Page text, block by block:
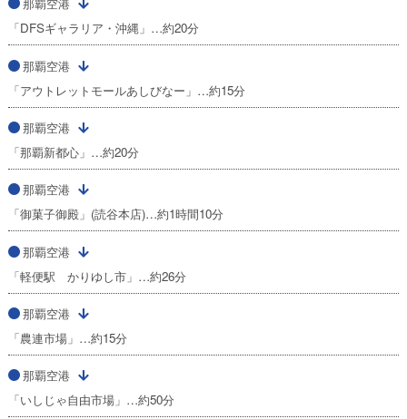
那覇空港
「DFSギャラリア・沖縄」…約20分
那覇空港
「アウトレットモールあしびなー」…約15分
那覇空港
「那覇新都心」…約20分
那覇空港
「御菓子御殿」(読谷本店)…約1時間10分
那覇空港
「軽便駅 かりゆし市」…約26分
那覇空港
「農連市場」…約15分
那覇空港
「いしじゃ自由市場」…約50分